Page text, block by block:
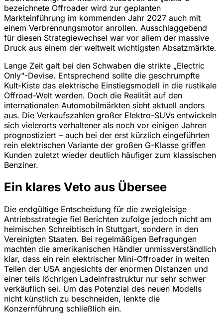
bezeichnete Offroader wird zur geplanten
Markteinführung im kommenden Jahr 2027 auch mit
einem Verbrennungsmotor anrollen. Ausschlaggebend
für diesen Strategiewechsel war vor allem der massive
Druck aus einem der weltweit wichtigsten Absatzmärkte.
Lange Zeit galt bei den Schwaben die strikte „Electric
Only“-Devise. Entsprechend sollte die geschrumpfte
Kult-Kiste das elektrische Einstiegsmodell in die rustikale
Offroad-Welt werden. Doch die Realität auf den
internationalen Automobilmärkten sieht aktuell anders
aus. Die Verkaufszahlen großer Elektro-SUVs entwickeln
sich vielerorts verhaltener als noch vor einigen Jahren
prognostiziert – auch bei der erst kürzlich eingeführten
rein elektrischen Variante der großen G-Klasse griffen
Kunden zuletzt wieder deutlich häufiger zum klassischen
Benziner.
Ein klares Veto aus Übersee
Die endgültige Entscheidung für die zweigleisige
Antriebsstrategie fiel Berichten zufolge jedoch nicht am
heimischen Schreibtisch in Stuttgart, sondern in den
Vereinigten Staaten. Bei regelmäßigen Befragungen
machten die amerikanischen Händler unmissverständlich
klar, dass ein rein elektrischer Mini-Offroader in weiten
Teilen der USA angesichts der enormen Distanzen und
einer teils löchrigen Ladeinfrastruktur nur sehr schwer
verkäuflich sei. Um das Potenzial des neuen Modells
nicht künstlich zu beschneiden, lenkte die
Konzernführung schließlich ein.